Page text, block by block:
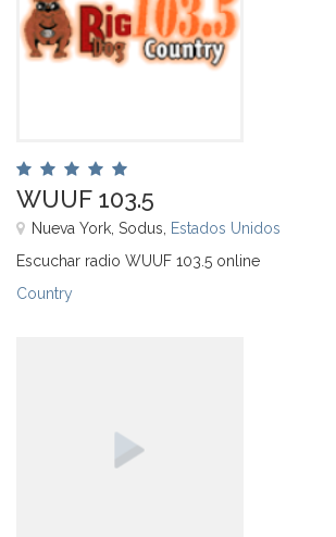
WUUF 103.5
Nueva York, Sodus, Estados Unidos
Escuchar radio WUUF 103.5 online
Country